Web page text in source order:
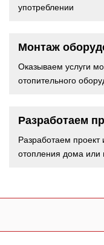
употреблении
Монтаж
Оказываем услуги
отопительного
Разработаем
Разработаем проект
отопления дома или